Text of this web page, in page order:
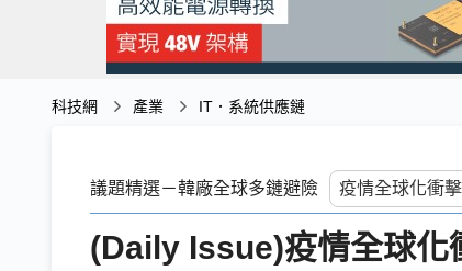
科技網 產業 IT．系統供應鏈
議題精選－韓廠全球多鏈避險
(Daily Issue)疫情全球